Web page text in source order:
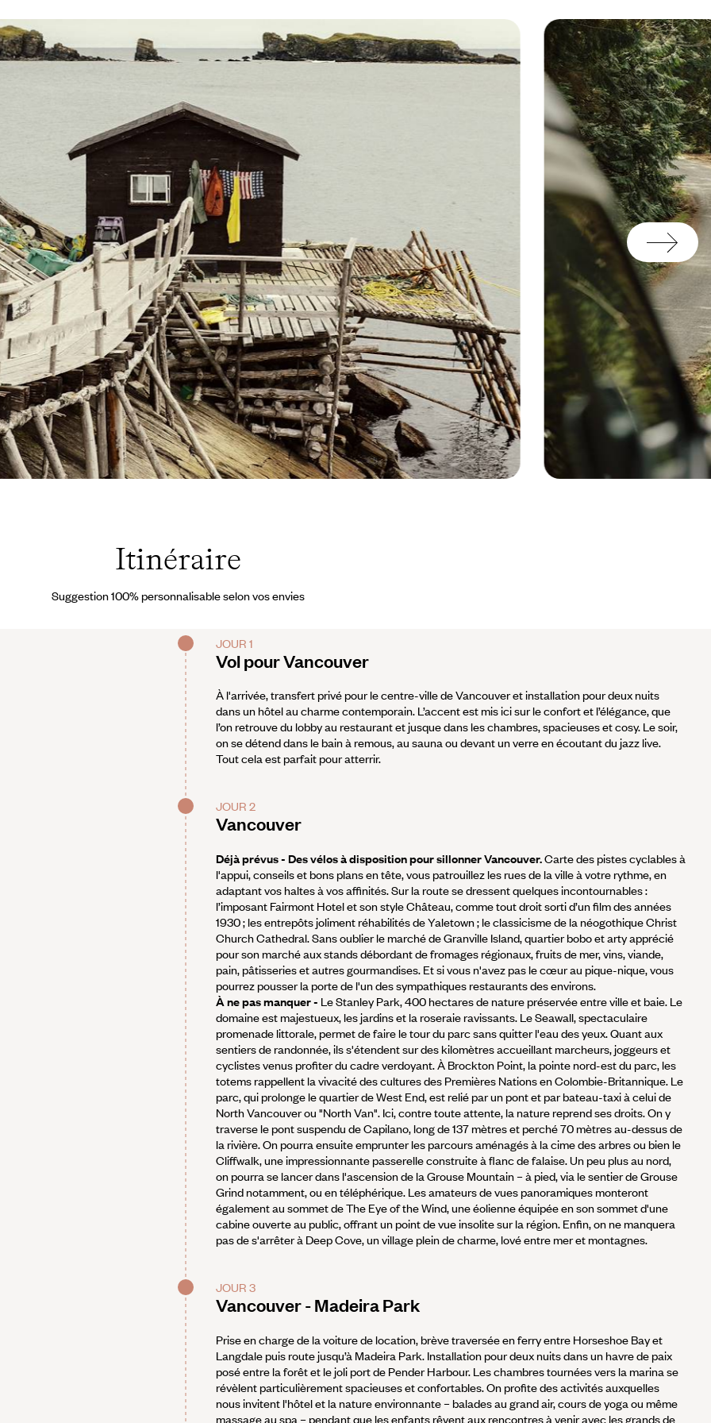
votre périple en cours de route.
Itinéraire
Suggestion 100% personnalisable selon vos envies
JOUR 1
Vol pour Vancouver
À l'arrivée, transfert privé pour le centre-ville de Vancouver et installation pour deux nuits
dans un hôtel au charme contemporain. L’accent est mis ici sur le confort et l’élégance, que
l’on retrouve du lobby au restaurant et jusque dans les chambres, spacieuses et cosy. Le soir,
on se détend dans le bain à remous, au sauna ou devant un verre en écoutant du jazz live.
Tout cela est parfait pour atterrir.
JOUR 2
Vancouver
Déjà prévus - Des vélos à disposition pour sillonner Vancouver.Carte des pistes cyclables à
l'appui, conseils et bons plans en tête, vous patrouillez les rues de la ville à votre rythme, en
adaptant vos haltes à vos affinités. Sur la route se dressent quelques incontournables :
l’imposant Fairmont Hotel et son style Château, comme tout droit sorti d’un film des années
1930 ; les entrepôts joliment réhabilités de Yaletown ; le classicisme de la néogothique Christ
Church Cathedral. Sans oublier le marché de Granville Island, quartier bobo et arty apprécié
pour son marché aux stands débordant de fromages régionaux, fruits de mer, vins, viande,
pain, pâtisseries et autres gourmandises. Et si vous n'avez pas le cœur au pique-nique, vous
pourrez pousser la porte de l'un des sympathiques restaurants des environs.
À ne pas manquer - Le Stanley Park, 400 hectares de nature préservée entre ville et baie. Le
domaine est majestueux, les jardins et la roseraie ravissants. Le Seawall, spectaculaire
promenade littorale, permet de faire le tour du parc sans quitter l'eau des yeux. Quant aux
sentiers de randonnée, ils s'étendent sur des kilomètres accueillant marcheurs, joggeurs et
cyclistes venus profiter du cadre verdoyant. À Brockton Point, la pointe nord-est du parc, les
totems rappellent la vivacité des cultures des Premières Nations en Colombie-Britannique. Le
parc, qui prolonge le quartier de West End, est relié par un pont et par bateau-taxi à celui de
North Vancouver ou "North Van". Ici, contre toute attente, la nature reprend ses droits. On y
traverse le pont suspendu de Capilano, long de 137 mètres et perché 70 mètres au-dessus de
la rivière. On pourra ensuite emprunter les parcours aménagés à la cime des arbres ou bien le
Cliffwalk, une impressionnante passerelle construite à flanc de falaise. Un peu plus au nord,
on pourra se lancer dans l'ascension de la Grouse Mountain – à pied, via le sentier de Grouse
Grind notamment, ou en téléphérique. Les amateurs de vues panoramiques monteront
également au sommet de The Eye of the Wind, une éolienne équipée en son sommet d'une
cabine ouverte au public, offrant un point de vue insolite sur la région. Enfin, on ne manquera
pas de s'arrêter à Deep Cove, un village plein de charme, lové entre mer et montagnes.
JOUR 3
Vancouver - Madeira Park
Prise en charge de la voiture de location, brève traversée en ferry entre Horseshoe Bay et
Langdale puis route jusqu’à Madeira Park. Installation pour deux nuits dans un havre de paix
posé entre la forêt et le joli port de Pender Harbour. Les chambres tournées vers la marina se
révèlent particulièrement spacieuses et confortables. On profite des activités auxquelles
nous invitent l'hôtel et la nature environnante – balades au grand air, cours de yoga ou même
massage au spa – pendant que les enfants rêvent aux rencontres à venir avec les grands de